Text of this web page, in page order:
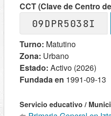
CCT (Clave de Centro
09DPR5038I
Turno: Matutino
Zona: Urbano
Estado: Activo (2026)
Fundada en 1991-09-13
Servicio educativo /